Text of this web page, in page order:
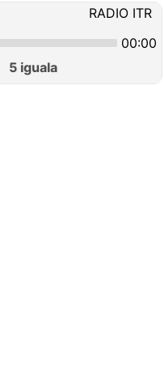
RADIO ITR
5 iguala
00:00